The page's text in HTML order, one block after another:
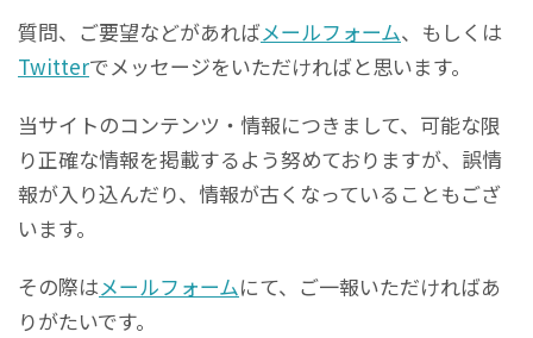
質問、ご要望などがあればメールフォーム、もしくは
Twitterでメッセージをいただければと思います。
当サイトのコンテンツ・情報につきまして、可能な限
り正確な情報を掲載するよう努めておりますが、誤情
報が入り込んだり、情報が古くなっていることもござ
います。
その際はメールフォームにて、ご一報いただければあ
りがたいです。